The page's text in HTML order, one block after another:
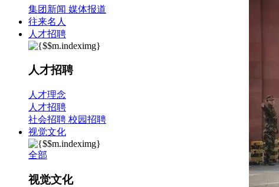
集团新闻 媒体报道
往来名人
人才招聘
人才招聘
人才理念
人才招聘
社会招聘 校园招聘
视觉文化
全部
视觉文化